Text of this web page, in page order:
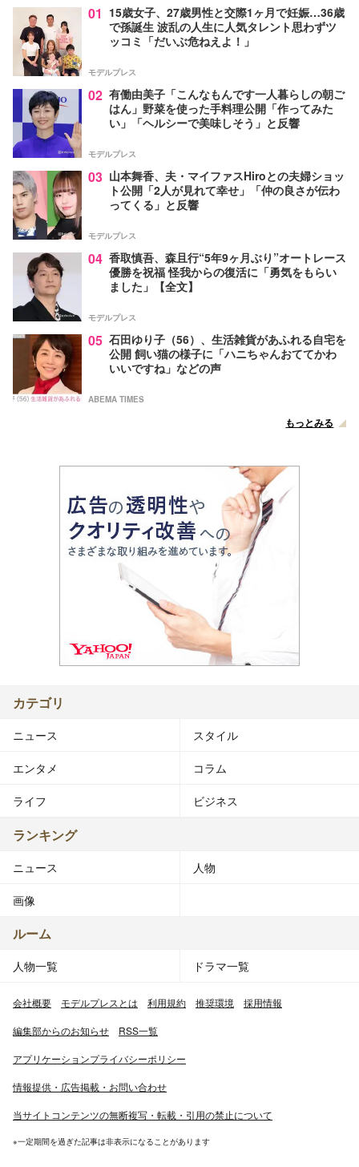
01 15歳女子、27歳男性と交際1ヶ月で妊娠…36歳
で孫誕生 波乱の人生に人気タレント思わずツ
ッコミ「だいぶ危ねえよ！」
モデルプレス
02 有働由美子「こんなもんです一人暮らしの朝ご
はん」野菜を使った手料理公開「作ってみた
い」「ヘルシーで美味しそう」と反響
モデルプレス
03 山本舞香、夫・マイファスHiroとの夫婦ショッ
ト公開「2人が見れて幸せ」「仲の良さが伝わ
ってくる」と反響
モデルプレス
04 香取慎吾、森且行“5年9ヶ月ぶり”オートレース
優勝を祝福 怪我からの復活に「勇気をもらい
ました」【全文】
モデルプレス
05 石田ゆり子（56）、生活雑貨があふれる自宅を
公開 飼い猫の様子に「ハニちゃんおててかわ
いいですね」などの声
ABEMA TIMES
もっとみる
カテゴリ
ニュース スタイル
エンタメ コラム
ライフ ビジネス
ランキング
ニュース 人物
画像
ルーム
人物一覧 ドラマ一覧
会社概要 モデルプレスとは 利用規約 推奨環境 採用情報
編集部からのお知らせ RSS一覧
アプリケーションプライバシーポリシー
情報提供・広告掲載・お問い合わせ
当サイトコンテンツの無断複写・転載・引用の禁止について
※一定期間を過ぎた記事は非表示になることがあります